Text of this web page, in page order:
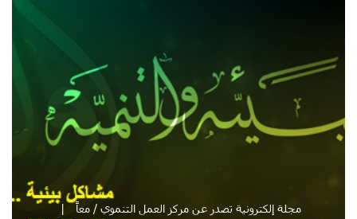
مجلة إلكترونية تصدر عن مركز العمل التنموي / معاً
|